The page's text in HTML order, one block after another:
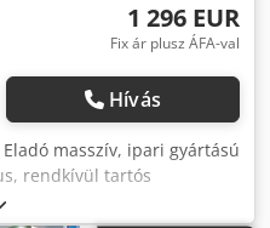
1 296 EUR
Fix ár plusz ÁFA-val
Hívás
Eladó masszív, ipari gyártású
rendkívül tartós
időkből. ✅